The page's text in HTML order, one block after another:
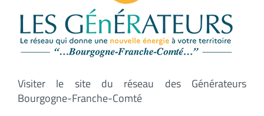
Visiter le site du réseau des Générateurs
Bourgogne-Franche-Comté